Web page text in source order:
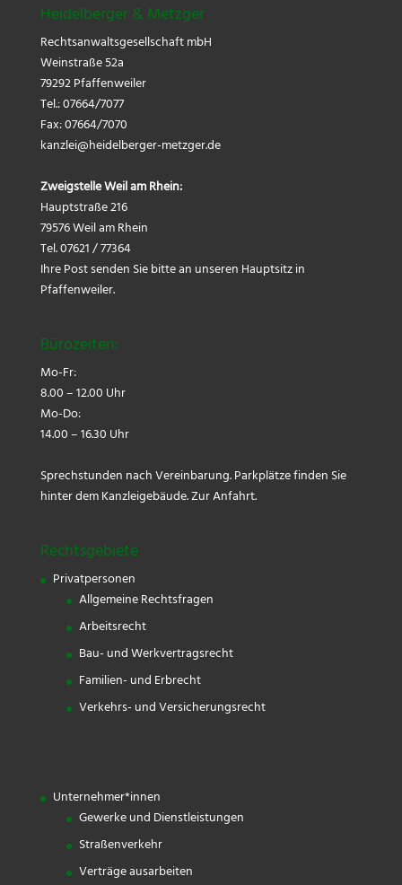
Heidelberger & Metzger
Rechtsanwaltsgesellschaft mbH
Weinstraße 52a
79292 Pfaffenweiler
Tel.: 07664/7077
Fax: 07664/7070
kanzlei@heidelberger-metzger.de
Zweigstelle Weil am Rhein:
Hauptstraße 216
79576 Weil am Rhein
Tel. 07621 / 77364
Ihre Post senden Sie bitte an unseren Hauptsitz in
Pfaffenweiler.
Bürozeiten:
Mo-Fr:
8.00 – 12.00 Uhr
Mo-Do:
14.00 – 16.30 Uhr
Sprechstunden nach Vereinbarung. Parkplätze finden Sie
hinter dem Kanzleigebäude.Zur Anfahrt.
Rechtsgebiete
Privatpersonen
Allgemeine Rechtsfragen
Arbeitsrecht
Bau- und Werkvertragsrecht
Familien- und Erbrecht
Verkehrs- und Versicherungsrecht
Unternehmer*innen
Gewerke und Dienstleistungen
Straßenverkehr
Verträge ausarbeiten